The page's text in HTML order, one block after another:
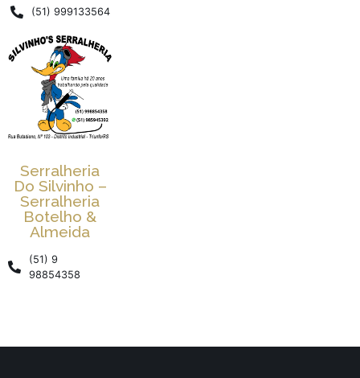
(51) 999133564
Serralheria
Do Silvinho –
Serralheria
Botelho &
Almeida
(51) 9
98854358